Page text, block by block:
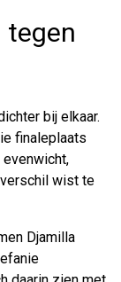
tegen
bij elkaar.
finaleplaats
wist te
Djamilla